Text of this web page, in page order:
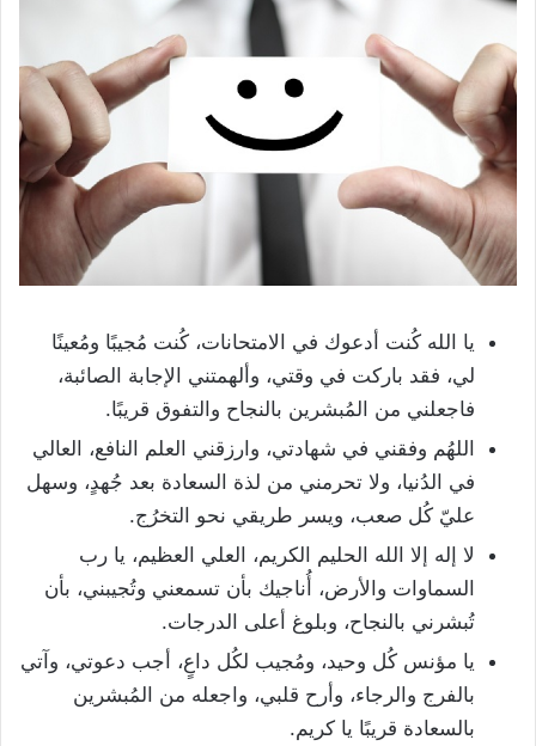
يا الله كُنت أدعوك في الامتحانات، كُنت مُجيبًا ومُعينًا
لي، فقد باركت في وقتي، وألهمتني الإجابة الصائبة،
فاجعلني من المُبشرين بالنجاح والتفوق قريبًا.
اللهُم وفقني في شهادتي، وارزقني العلم النافع، العالي
في الدُنيا، ولا تحرمني من لذة السعادة بعد جُهدٍ، وسهل
عليّ كُل صعب، ويسر طريقي نحو التخرُج.
لا إله إلا الله الحليم الكريم، العلي العظيم، يا رب
السماوات والأرض، أُناجيك بأن تسمعني وتُجيبني، بأن
تُبشرني بالنجاح، وبلوغ أعلى الدرجات.
يا مؤنس كُل وحيد، ومُجيب لكُل داعٍ، أجب دعوتي، وآتي
بالفرج والرجاء، وأرح قلبي، واجعله من المُبشرين
بالسعادة قريبًا يا كريم.